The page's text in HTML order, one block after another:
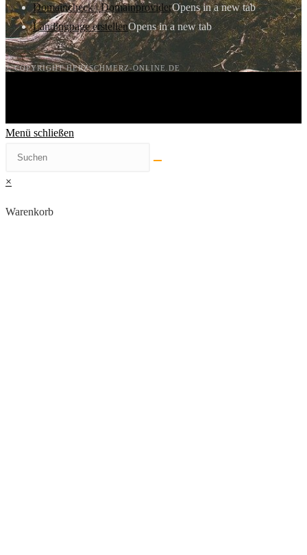
Domaincheck | DomainproviderOpens in a new tab
Landingpage erstellenOpens in a new tab
© COPYRIGHT HERZSCHMERZ-ONLINE.DE
Menü schließen
×
Warenkorb